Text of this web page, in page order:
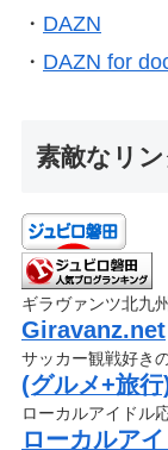
・ DAZN
・ DAZN for
素敵なリン
ギラヴァンツ北九
Giravanz.net
サッカー観戦好き
(グルメ+旅
ローカルアイドル
ローカルア